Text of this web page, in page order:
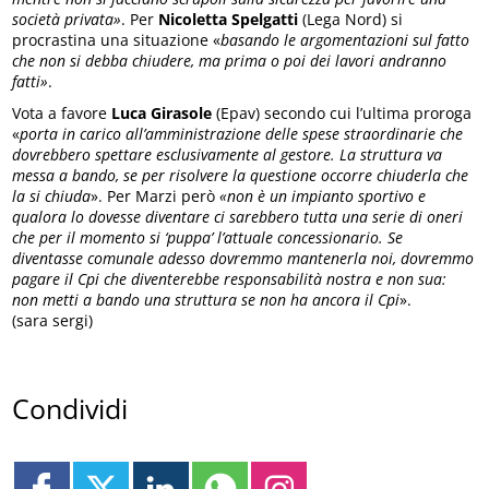
società privata». Per Nicoletta Spelgatti (Lega Nord) si
procrastina una situazione «basando le argomentazioni sul fatto
che non si debba chiudere, ma prima o poi dei lavori andranno
fatti».
Vota a favore Luca Girasole (Epav) secondo cui l’ultima proroga
«porta in carico all’amministrazione delle spese straordinarie che
dovrebbero spettare esclusivamente al gestore. La struttura va
messa a bando, se per risolvere la questione occorre chiuderla che
la si chiuda». Per Marzi però «non è un impianto sportivo e
qualora lo dovesse diventare ci sarebbero tutta una serie di oneri
che per il momento si ‘puppa’ l’attuale concessionario. Se
diventasse comunale adesso dovremmo mantenerla noi, dovremmo
pagare il Cpi che diventerebbe responsabilità nostra e non sua:
non metti a bando una struttura se non ha ancora il Cpi».
(sara sergi)
Condividi